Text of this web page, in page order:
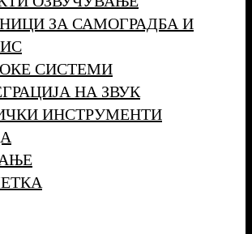
ЗА САМОГРАДБА И
СИСТЕМИ
НА ЗВУК
ИНСТРУМЕНТИ